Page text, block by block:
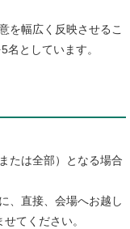
を幅広く反映させるこ
としています。
たは全部）となる場合
、直接、会場へお越し
てください。